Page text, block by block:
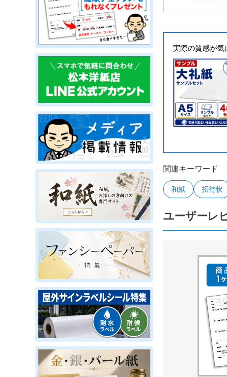
実際の質感が気
関連キーワード
和紙 招待状
ユーザーレ